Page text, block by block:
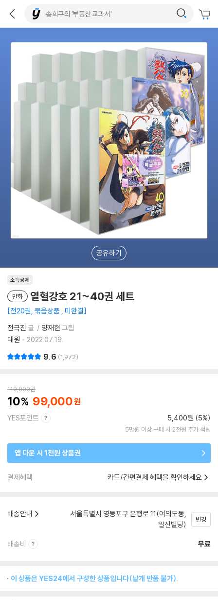
공유하기
소득공제
만화 열혈강호 21~40권 세트
전20권, 묶음상품 , 미완결
전극진 글 양재현 그림
대원
2022.07.19.
9.6 1,972
110,000원
10 99,000
YES포인트 5,400원 (5%)
5만원 이상 구매 시 2천원 추가 적립
앱 다운 시 1천원 상품권
결제혜택 카드/간편결제 혜택을 확인하세요
배송안내
서울특별시 영등포구 은행로 11(여의도동,
일신빌딩)
변경
배송비 무료
이 상품은 YES24에서 구성한 상품입니다(낱개 반품 불가).